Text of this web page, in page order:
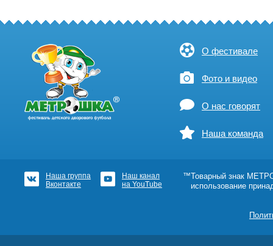
О фестивале
Фото и видео
О нас говорят
Наша команда
Наша группа
Вконтакте
Наш канал
на YouTube
™Товарный знак
использование